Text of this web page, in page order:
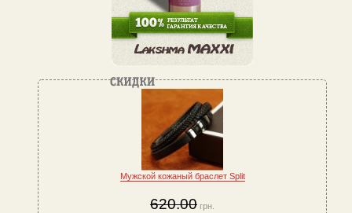
Мужской кожаный браслет Split
620.00 грн.